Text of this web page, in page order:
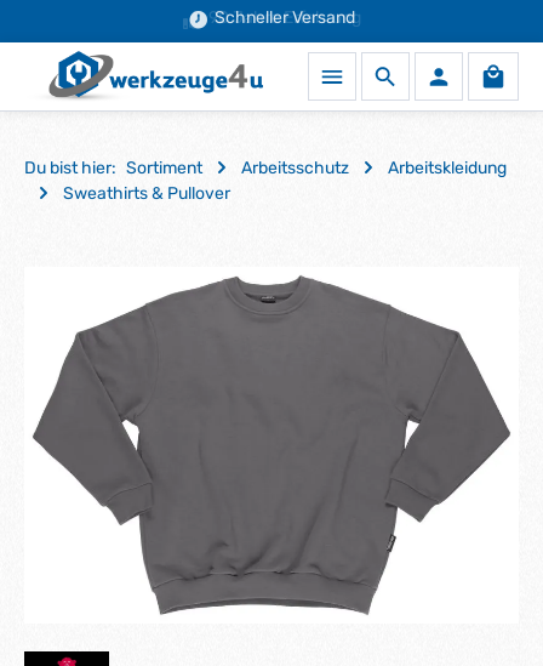
Zum Hauptinhalt springenSchneller Versand
90 Jahre Erfahrung
Du bist hier: Sortiment Arbeitsschutz
Arbeitskleidung
Sweathirts & Pullover
Bildergalerie überspringen